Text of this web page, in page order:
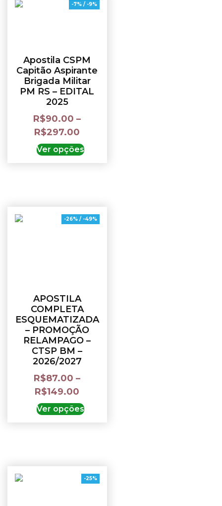
-7% / -9%
Apostila CSPM
Capitão Aspirante
Brigada Militar
PM RS – EDITAL
2025
R$90.00 –
R$297.00
Ver opções
-26% / -49%
APOSTILA
COMPLETA
ESQUEMATIZADA
– PROMOÇÃO
RELAMPAGO –
CTSP BM –
2026/2027
R$87.00 –
R$149.00
Ver opções
-25%